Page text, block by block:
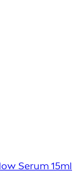
Serum 15ml